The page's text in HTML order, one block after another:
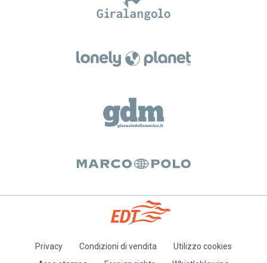
Privacy Condizioni di vendita
Utilizzo cookies